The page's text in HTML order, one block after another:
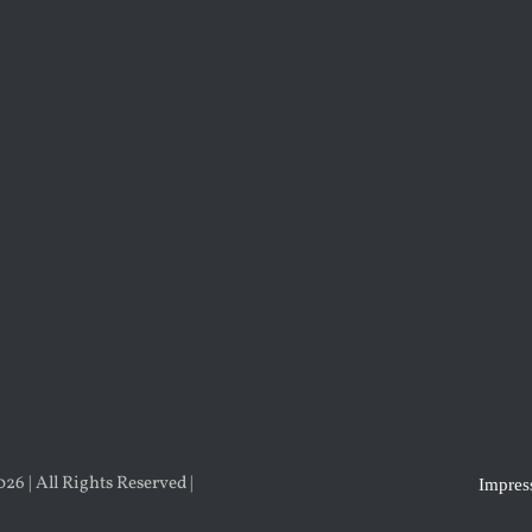
| All Rights Reserved |